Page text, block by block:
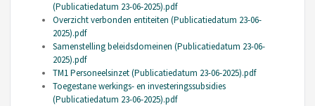
(Publicatiedatum 23-06-2025).pdf
Overzicht verbonden entiteiten (Publicatiedatum 23-06-
2025).pdf
Samenstelling beleidsdomeinen (Publicatiedatum 23-06-
2025).pdf
TM1 Personeelsinzet (Publicatiedatum 23-06-2025).pdf
Toegestane werkings- en investeringssubsidies
(Publicatiedatum 23-06-2025).pdf